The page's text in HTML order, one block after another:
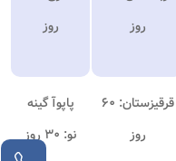
روز
روز
قرقیزستان: ۶۰
روز
پاپوآ گینه
نو: ۳۰ روز